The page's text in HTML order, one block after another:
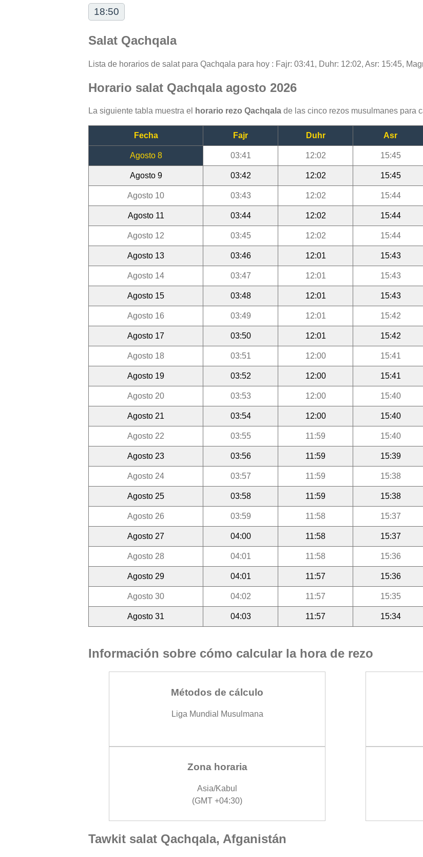
18:50
Salat Qachqala
Lista de horarios de salat para Qachqala para hoy : Fajr: 03:41, Duhr: 12:02, Asr: 15:45,
Horario salat Qachqala agosto 2026
La siguiente tabla muestra el horario rezo Qachqala de las cinco rezos musulmanes para
Fecha Fajr Duhr Asr
Agosto 8 03:41 12:02 15:45
Agosto 9 03:42 12:02 15:45
Agosto 10 03:43 12:02 15:44
Agosto 11 03:44 12:02 15:44
Agosto 12 03:45 12:02 15:44
Agosto 13 03:46 12:01 15:43
Agosto 14 03:47 12:01 15:43
Agosto 15 03:48 12:01 15:43
Agosto 16 03:49 12:01 15:42
Agosto 17 03:50 12:01 15:42
Agosto 18 03:51 12:00 15:41
Agosto 19 03:52 12:00 15:41
Agosto 20 03:53 12:00 15:40
Agosto 21 03:54 12:00 15:40
Agosto 22 03:55 11:59 15:40
Agosto 23 03:56 11:59 15:39
Agosto 24 03:57 11:59 15:38
Agosto 25 03:58 11:59 15:38
Agosto 26 03:59 11:58 15:37
Agosto 27 04:00 11:58 15:37
Agosto 28 04:01 11:58 15:36
Agosto 29 04:01 11:57 15:36
Agosto 30 04:02 11:57 15:35
Agosto 31 04:03 11:57 15:34
Información sobre cómo calcular la hora de rezo
Métodos de cálculo
Liga Mundial Musulmana
Zona horaria
Asia/Kabul
(GMT +04:30)
Tawkit salat Qachqala, Afganistán